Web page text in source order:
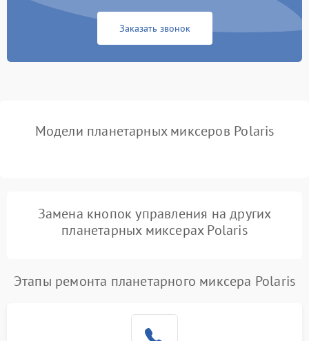
Неисправность системы
защиты от замыкания
1000 ₽
защиты от перегрузок
Заказать звонок
Модели планетарных миксеров Polaris
Замена кнопок управления на других
планетарных миксерах Polaris
Этапы ремонта планетарного миксера Polaris